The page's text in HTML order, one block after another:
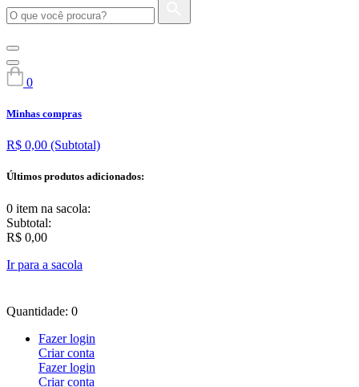
0
Minhas compras
R$ 0,00 (Subtotal)
Últimos produtos adicionados:
0 item na sacola:
Subtotal:
R$ 0,00
Ir para a sacola
Quantidade: 0
Fazer login
Criar conta
Fazer login
Criar conta